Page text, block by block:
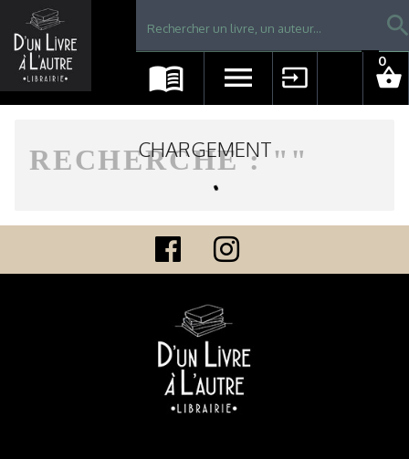
Librairie D'un livre à l'autre - Avranches
menu_book menu input shopping_basket
0
RECHERCHE : " "
CHARGEMENT